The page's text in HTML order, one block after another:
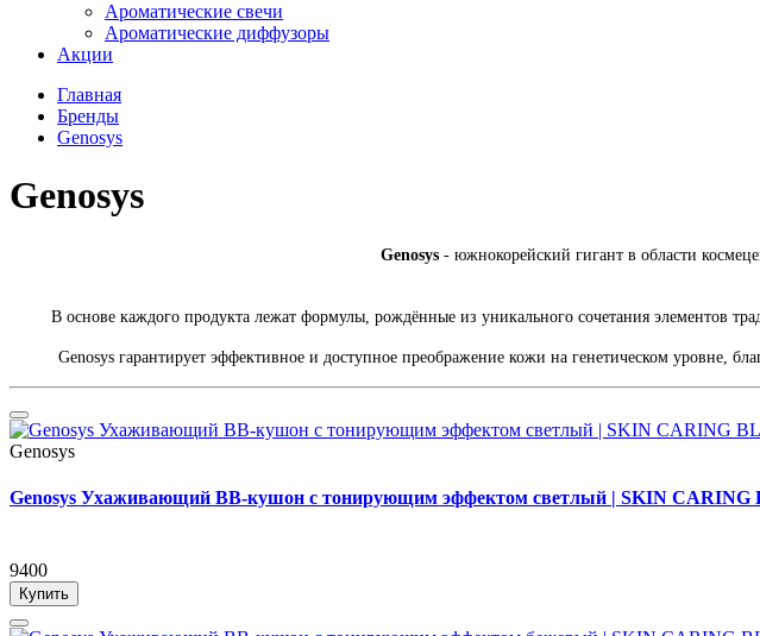
Ароматические свечи
Ароматические диффузоры
Акции
Главная
Бренды
Genosys
Genosys
Genosys - южнокорейский гигант в области
В основе каждого продукта лежат формулы, рождённые из уникального сочетания элементов
Genosys гарантирует эффективное и доступное преображение кожи на генетическом уровне,
Genosys
Genosys Ухаживающий BB-кушон с тонирующим эффектом светлый | SKIN
9400
Купить